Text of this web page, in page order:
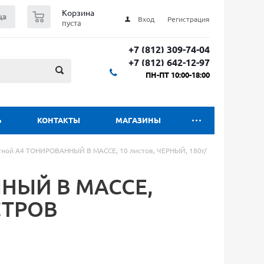
Вход Регистрация
Корзина
пуста
+7 (812) 309-74-04
+7 (812) 642-12-97
ПН-ПТ 10:00-18:00
КОНТАКТЫ МАГАЗИНЫ
А4 ТОНИРОВАННЫЙ В МАССЕ, 10 листов, ЧЕРНЫЙ, 180г/
В МАССЕ,